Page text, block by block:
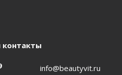
info@beautyvit.ru